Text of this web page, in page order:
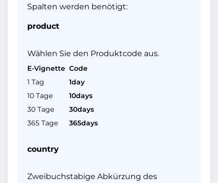
Spalten werden benötigt:
product
Wählen Sie den Produktcode aus.
E-Vignette Code
1 Tag
1day
10 Tage
10days
30 Tage
30days
365 Tage
365days
country
Zweibuchstabige Abkürzung des